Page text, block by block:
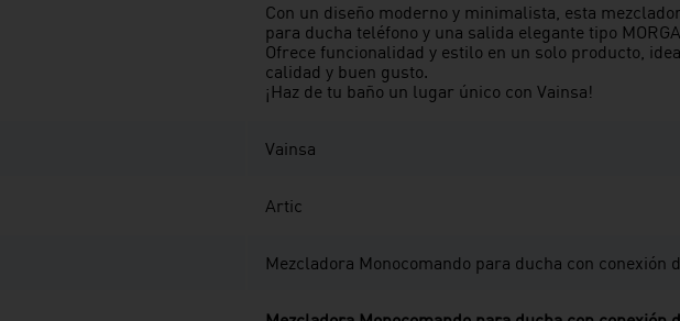
Con un diseño moderno y minimalista, esta
para ducha teléfono y una salida elegante tipo
Ofrece funcionalidad y estilo en un solo producto,
calidad y buen gusto.
¡Haz de tu baño un lugar único con Vainsa!
Vainsa
Artic
Mezcladora Monocomando para ducha con conexión